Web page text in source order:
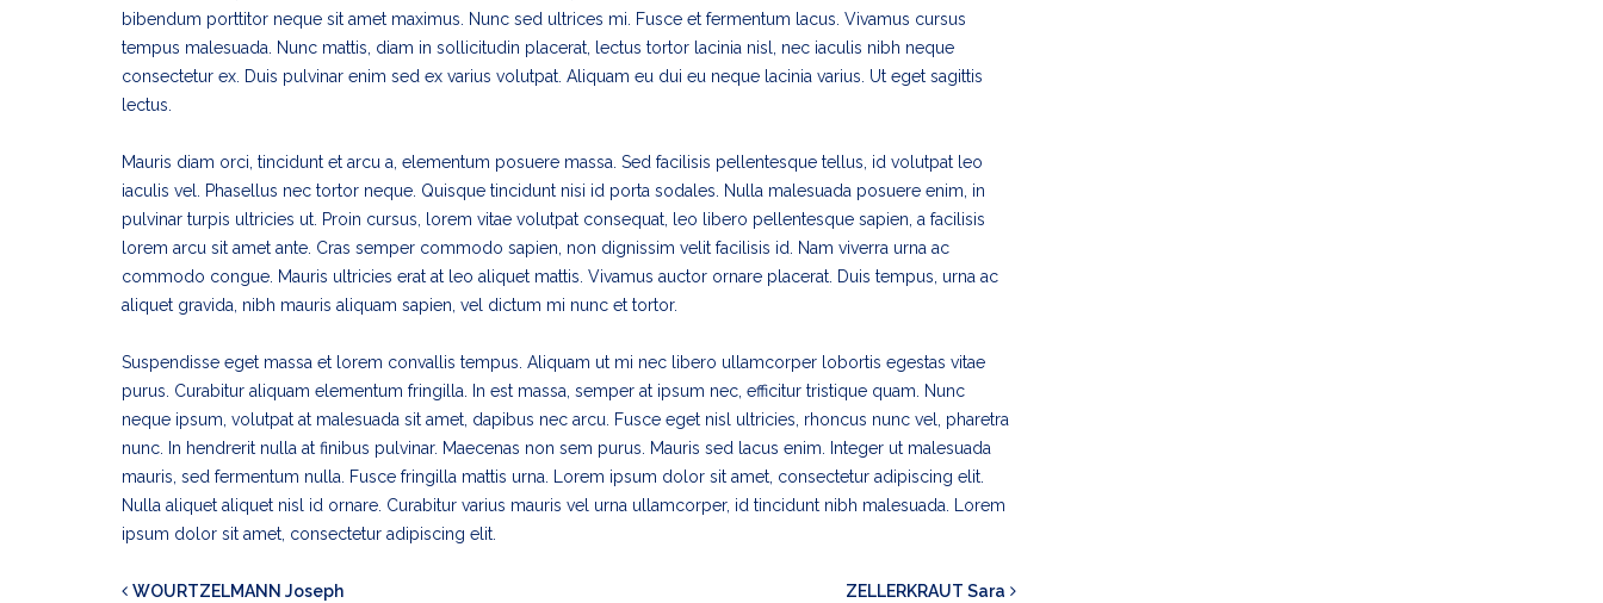
bibendum porttitor neque sit amet maximus. Nunc sed ultrices mi. Fusce et fermentum lacus. Vivamus cursus
tempus malesuada. Nunc mattis, diam in sollicitudin placerat, lectus tortor lacinia nisl, nec iaculis nibh neque
consectetur ex. Duis pulvinar enim sed ex varius volutpat. Aliquam eu dui eu neque lacinia varius. Ut eget sagittis
lectus.
Mauris diam orci, tincidunt et arcu a, elementum posuere massa. Sed facilisis pellentesque tellus, id volutpat leo
iaculis vel. Phasellus nec tortor neque. Quisque tincidunt nisi id porta sodales. Nulla malesuada posuere enim, in
pulvinar turpis ultricies ut. Proin cursus, lorem vitae volutpat consequat, leo libero pellentesque sapien, a facilisis
lorem arcu sit amet ante. Cras semper commodo sapien, non dignissim velit facilisis id. Nam viverra urna ac
commodo congue. Mauris ultricies erat at leo aliquet mattis. Vivamus auctor ornare placerat. Duis tempus, urna ac
aliquet gravida, nibh mauris aliquam sapien, vel dictum mi nunc et tortor.
Suspendisse eget massa et lorem convallis tempus. Aliquam ut mi nec libero ullamcorper lobortis egestas vitae
purus. Curabitur aliquam elementum fringilla. In est massa, semper at ipsum nec, efficitur tristique quam. Nunc
neque ipsum, volutpat at malesuada sit amet, dapibus nec arcu. Fusce eget nisl ultricies, rhoncus nunc vel, pharetra
nunc. In hendrerit nulla at finibus pulvinar. Maecenas non sem purus. Mauris sed lacus enim. Integer ut malesuada
mauris, sed fermentum nulla. Fusce fringilla mattis urna. Lorem ipsum dolor sit amet, consectetur adipiscing elit.
Nulla aliquet aliquet nisl id ornare. Curabitur varius mauris vel urna ullamcorper, id tincidunt nibh malesuada. Lorem
ipsum dolor sit amet, consectetur adipiscing elit.
WOURTZELMANN Joseph ZELLERKRAUT Sara